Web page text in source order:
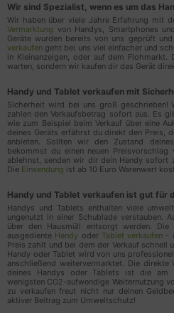
Wir sind Spezialist, wenn es um das
Wir haben über viele Jahre Erfahrung mit
Vermarktung von Handys, Smartphones
Geräte wurden bereits von uns geprüft und
verkaufen geht bei uns viel einfacher und
in Kleinanzeigen, oder auf dem
warten, sondern wir kaufen dir das Gerät
Handy und Tablet verkaufen mit
Sicherheit wird bei uns groß geschrieben!
zahlen den Verkaufsbetrag sofort aus. Es
wie zum Beispiel beim Verkauf über eine
deines Geräts erfährst du direkt den Preis,
anbieten. Sollten wir den Zustand
bekommst du einen neuen
ablehnst, senden wir dir dein Handy sofort
Die Einsendung ist ab 10 Euro Warenwert
Handy und Tablet verkaufen ist gut für
Handys und Tablets enthalten viele
ungenutzt in einer Schublade verstauben.
über den Hausmüll entsorgt werden.
ausgediente Handy oder Tablet verkaufen -
Preis zahlt und bei dem der Verkauf schnell
Handy oder Tablet wird von uns
anschließend weitervermarktet. Die direkte
deines Handys oder Tablets ist die am
wenigsten CO2-aufwendige Weiternutzung
zu verkaufen freut nicht nur deinen
aktiver Beitrag zum Umweltschutz!
Google Ireland Limited,
Dublin 4, Irland
Analyse
Ereignisverfolgung
Genutzte
Cookies
Erhobene Daten
Diese Liste enthält alle
von oder durch die
gesammelt werden.
Zeitpunkt des vorherigen
Benutzers
Bildschirmauflösung